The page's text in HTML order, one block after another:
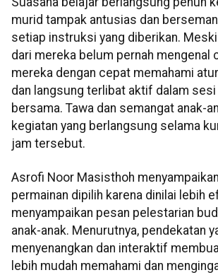
murid tampak antusias dan
setiap instruksi yang diberikan.
dari mereka belum pernah mengenal
mereka dengan cepat memahami
dan langsung terlibat aktif dalam sesi
bersama. Tawa dan semangat anak-
kegiatan yang berlangsung selama
jam tersebut.
Asrofi Noor Masisthoh
permainan dipilih karena dinilai lebih
menyampaikan pesan pelestarian
anak-anak. Menurutnya, pendekatan
menyenangkan dan interaktif
lebih mudah memahami dan